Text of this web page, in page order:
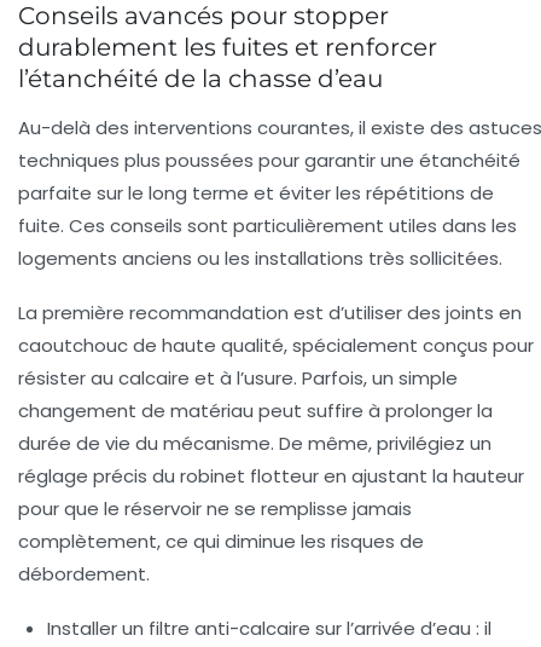
Conseils avancés pour stopper
durablement les fuites et renforcer
l’étanchéité de la chasse d’eau
Au-delà des interventions courantes, il existe des astuces
techniques plus poussées pour garantir une étanchéité
parfaite sur le long terme et éviter les répétitions de
fuite. Ces conseils sont particulièrement utiles dans les
logements anciens ou les installations très sollicitées.
La première recommandation est d’utiliser des joints en
caoutchouc de haute qualité, spécialement conçus pour
résister au calcaire et à l’usure. Parfois, un simple
changement de matériau peut suffire à prolonger la
durée de vie du mécanisme. De même, privilégiez un
réglage précis du robinet flotteuren ajustant la hauteur
pour que le réservoir ne se remplisse jamais
complètement, ce qui diminue les risques de
débordement.
Installer un filtre anti-calcaire sur l’arrivée d’eau : il